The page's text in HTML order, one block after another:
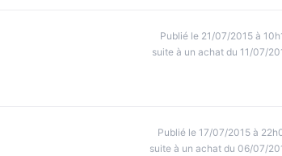
Publié le 21/07/2015 à
suite à un achat du 11/07/
Publié le 17/07/2015 à
suite à un achat du 06/07/